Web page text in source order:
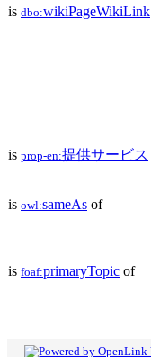
is dbo:wikiPageWikiLink
is prop-en:提供サービス
is owl:sameAs of
is foaf:primaryTopic of